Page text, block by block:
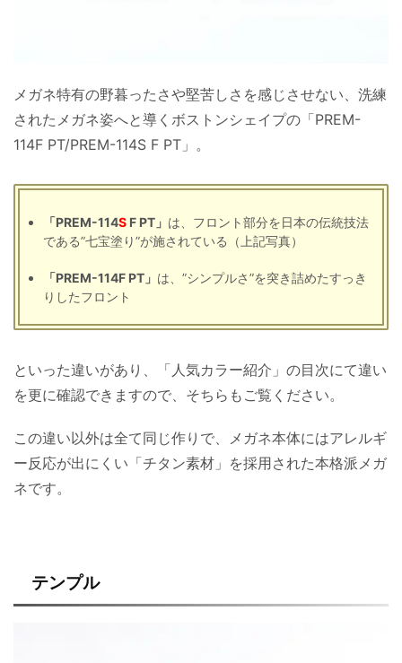
メガネ特有の野暮ったさや堅苦しさを感じさせない、洗練
されたメガネ姿へと導くボストンシェイプの「PREM-
114F PT/PREM-114S F PT」。
「PREM-114S F PT」 は、フロント部分を日本の伝統技法
である”七宝塗り”が施されている（上記写真）
「PREM-114F PT」 は、”シンプルさ”を突き詰めたすっき
りしたフロント
といった違いがあり、「人気カラー紹介」の目次にて違い
を更に確認できますので、そちらもご覧ください。
この違い以外は全て同じ作りで、メガネ本体にはアレルギ
ー反応が出にくい「チタン素材」を採用された本格派メガ
ネです。
テンプル